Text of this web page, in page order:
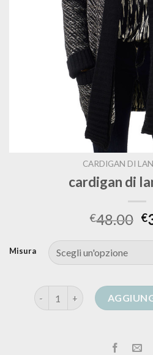
CARDIGAN DI
cardigan di
€48.00 €
Misura
cardigan di lana donna